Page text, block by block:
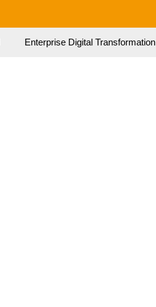
Enterprise Digital Transformation